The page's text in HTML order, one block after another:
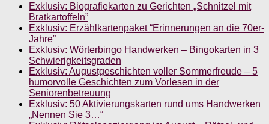
Exklusiv: Biografiekarten zu Gerichten „Schnitzel mit
Bratkartoffeln”
Exklusiv: Erzählkartenpaket “Erinnerungen an die 70er-
Jahre”
Exklusiv: Wörterbingo Handwerken – Bingokarten in 3
Schwierigkeitsgraden
Exklusiv: Augustgeschichten voller Sommerfreude – 5
humorvolle Geschichten zum Vorlesen in der
Seniorenbetreuung
Exklusiv: 50 Aktivierungskarten rund ums Handwerken
„Nennen Sie 3…“